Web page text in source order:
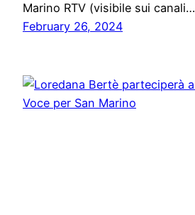
Marino RTV (visibile sui canali…
February 26, 2024